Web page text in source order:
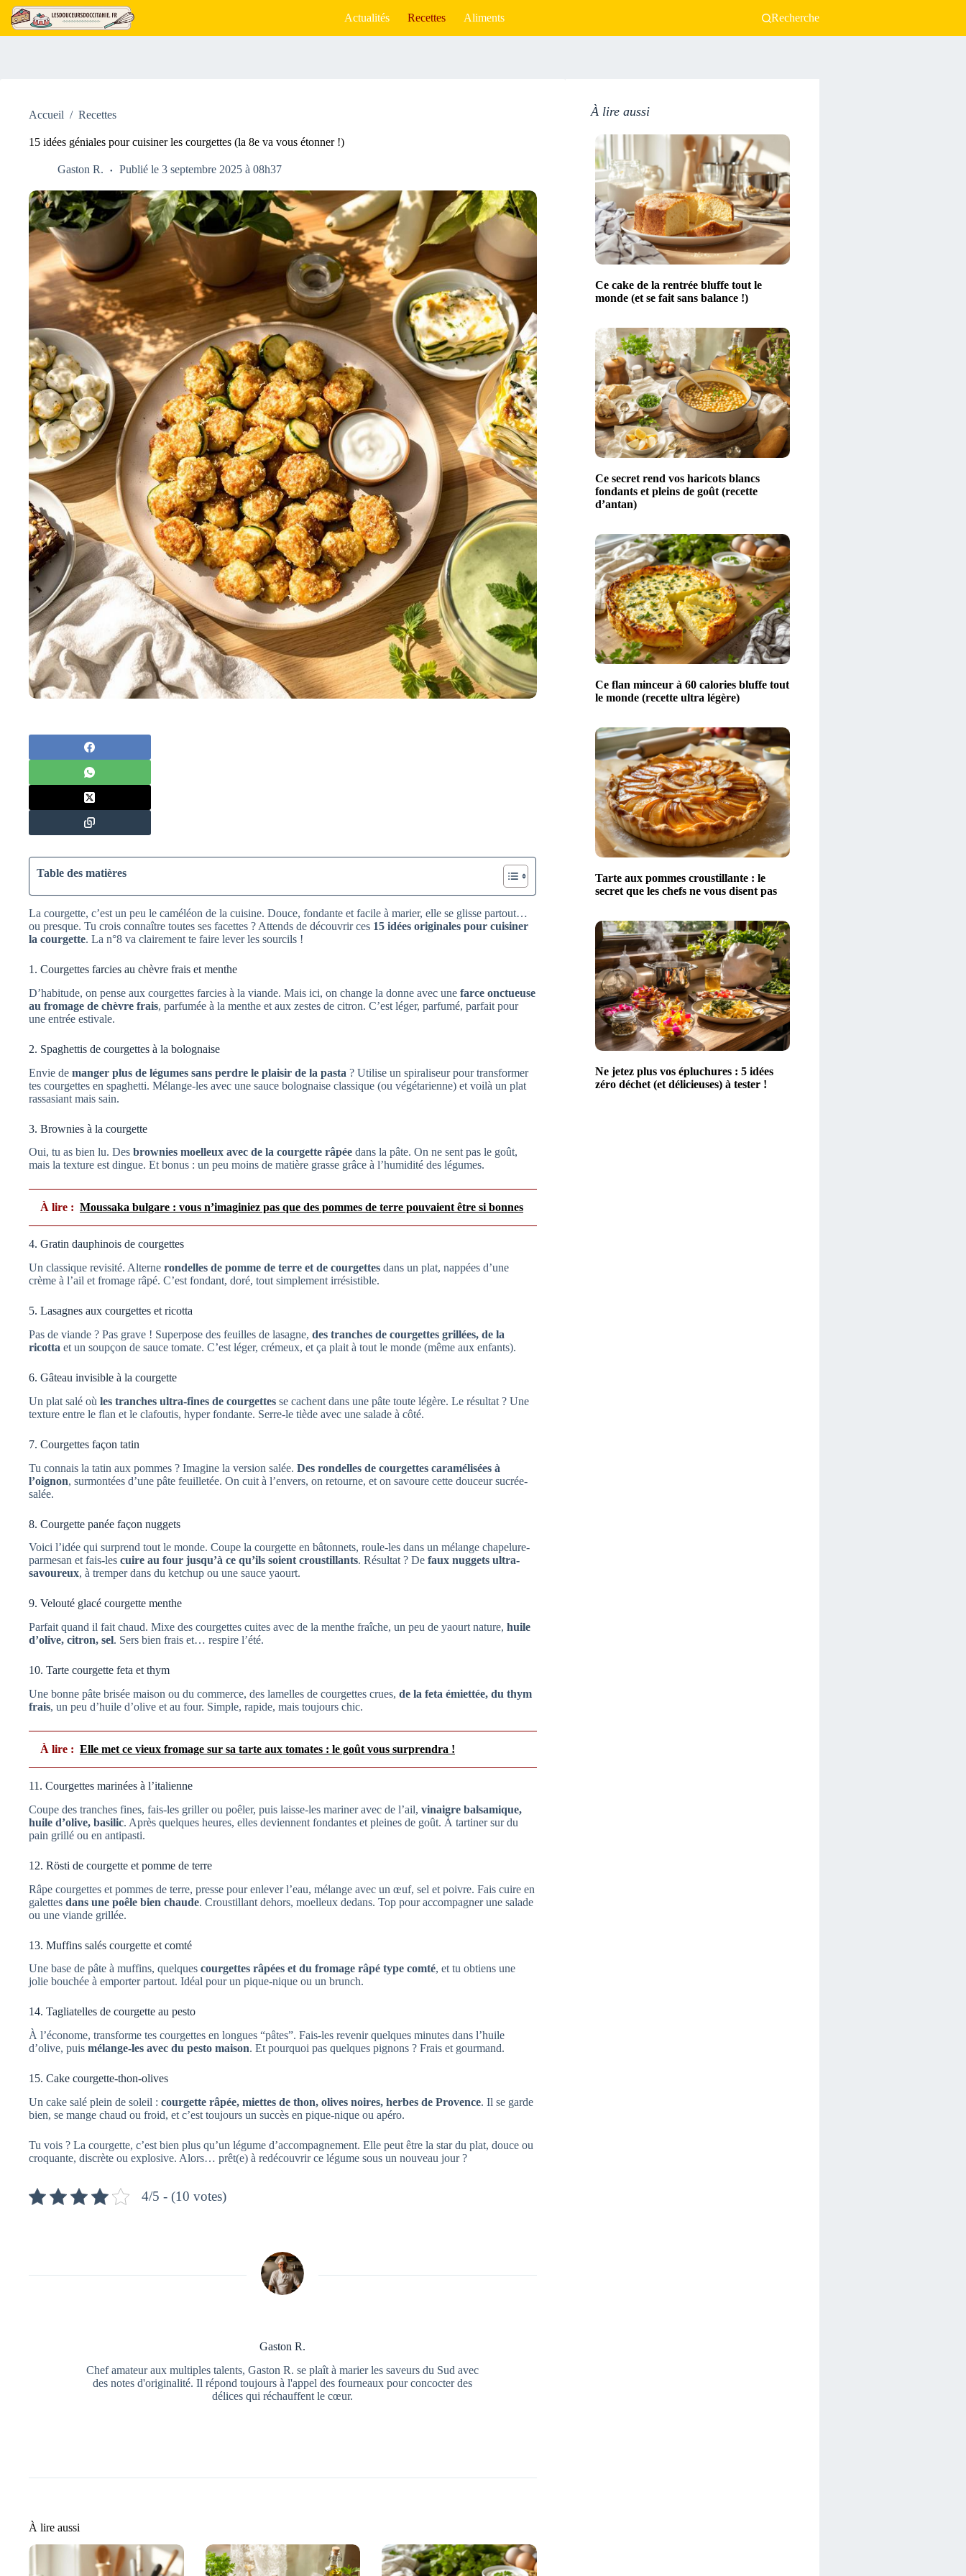
Passer
contenu
Actualités Recettes Aliments Recherche
Accueil / Recettes
15 idées géniales pour cuisiner les courgettes (la 8e va vous étonner !)
Gaston R. Publié le 3 septembre 2025 à 08h37
Table des matières
La courgette, c’est un peu le caméléon de la cuisine. Douce, fondante et facile à marier, elle se glisse partout…
ou presque. Tu crois connaître toutes ses facettes ? Attends de découvrir ces 15 idées originales pour cuisiner
la courgette. La n°8 va clairement te faire lever les sourcils !
1. Courgettes farcies au chèvre frais et menthe
D’habitude, on pense aux courgettes farcies à la viande. Mais ici, on change la donne avec une farce onctueuse
au fromage de chèvre frais, parfumée à la menthe et aux zestes de citron. C’est léger, parfumé, parfait pour
une entrée estivale.
2. Spaghettis de courgettes à la bolognaise
Envie de manger plus de légumes sans perdre le plaisir de la pasta ? Utilise un spiraliseur pour transformer
tes courgettes en spaghetti. Mélange-les avec une sauce bolognaise classique (ou végétarienne) et voilà un plat
rassasiant mais sain.
3. Brownies à la courgette
Oui, tu as bien lu. Des brownies moelleux avec de la courgette râpée dans la pâte. On ne sent pas le goût,
mais la texture est dingue. Et bonus : un peu moins de matière grasse grâce à l’humidité des légumes.
À lire : Moussaka bulgare : vous n’imaginiez pas que des pommes de terre pouvaient être si bonnes
4. Gratin dauphinois de courgettes
Un classique revisité. Alterne rondelles de pomme de terre et de courgettes dans un plat, nappées d’une
crème à l’ail et fromage râpé. C’est fondant, doré, tout simplement irrésistible.
5. Lasagnes aux courgettes et ricotta
Pas de viande ? Pas grave ! Superpose des feuilles de lasagne, des tranches de courgettes grillées, de la
ricotta et un soupçon de sauce tomate. C’est léger, crémeux, et ça plait à tout le monde (même aux enfants).
6. Gâteau invisible à la courgette
Un plat salé où les tranches ultra-fines de courgettes se cachent dans une pâte toute légère. Le résultat ? Une
texture entre le flan et le clafoutis, hyper fondante. Serre-le tiède avec une salade à côté.
7. Courgettes façon tatin
Tu connais la tatin aux pommes ? Imagine la version salée. Des rondelles de courgettes caramélisées à
l’oignon, surmontées d’une pâte feuilletée. On cuit à l’envers, on retourne, et on savoure cette douceur sucrée-
salée.
8. Courgette panée façon nuggets
Voici l’idée qui surprend tout le monde. Coupe la courgette en bâtonnets, roule-les dans un mélange chapelure-
parmesan et fais-les cuire au four jusqu’à ce qu’ils soient croustillants. Résultat ? De faux nuggets ultra-
savoureux, à tremper dans du ketchup ou une sauce yaourt.
9. Velouté glacé courgette menthe
Parfait quand il fait chaud. Mixe des courgettes cuites avec de la menthe fraîche, un peu de yaourt nature, huile
d’olive, citron, sel. Sers bien frais et… respire l’été.
10. Tarte courgette feta et thym
Une bonne pâte brisée maison ou du commerce, des lamelles de courgettes crues, de la feta émiettée, du thym
frais, un peu d’huile d’olive et au four. Simple, rapide, mais toujours chic.
À lire : Elle met ce vieux fromage sur sa tarte aux tomates : le goût vous surprendra !
11. Courgettes marinées à l’italienne
Coupe des tranches fines, fais-les griller ou poêler, puis laisse-les mariner avec de l’ail, vinaigre balsamique,
huile d’olive, basilic. Après quelques heures, elles deviennent fondantes et pleines de goût. À tartiner sur du
pain grillé ou en antipasti.
12. Rösti de courgette et pomme de terre
Râpe courgettes et pommes de terre, presse pour enlever l’eau, mélange avec un œuf, sel et poivre. Fais cuire en
galettes dans une poêle bien chaude. Croustillant dehors, moelleux dedans. Top pour accompagner une salade
ou une viande grillée.
13. Muffins salés courgette et comté
Une base de pâte à muffins, quelques courgettes râpées et du fromage râpé type comté, et tu obtiens une
jolie bouchée à emporter partout. Idéal pour un pique-nique ou un brunch.
14. Tagliatelles de courgette au pesto
À l’économe, transforme tes courgettes en longues “pâtes”. Fais-les revenir quelques minutes dans l’huile
d’olive, puis mélange-les avec du pesto maison. Et pourquoi pas quelques pignons ? Frais et gourmand.
15. Cake courgette-thon-olives
Un cake salé plein de soleil : courgette râpée, miettes de thon, olives noires, herbes de Provence. Il se garde
bien, se mange chaud ou froid, et c’est toujours un succès en pique-nique ou apéro.
Tu vois ? La courgette, c’est bien plus qu’un légume d’accompagnement. Elle peut être la star du plat, douce ou
croquante, discrète ou explosive. Alors… prêt(e) à redécouvrir ce légume sous un nouveau jour ?
4/5 - (10 votes)
Gaston R.
Chef amateur aux multiples talents, Gaston R. se plaît à marier les saveurs du Sud avec
des notes d'originalité. Il répond toujours à l'appel des fourneaux pour concocter des
délices qui réchauffent le cœur.
À lire aussi
À lire aussi
Ce cake de la rentrée bluffe tout le
monde (et se fait sans balance !)
Ce secret rend vos haricots blancs
fondants et pleins de goût (recette
d’antan)
Ce flan minceur à 60 calories bluffe tout
le monde (recette ultra légère)
Tarte aux pommes croustillante : le
secret que les chefs ne vous disent pas
Ne jetez plus vos épluchures : 5 idées
zéro déchet (et délicieuses) à tester !